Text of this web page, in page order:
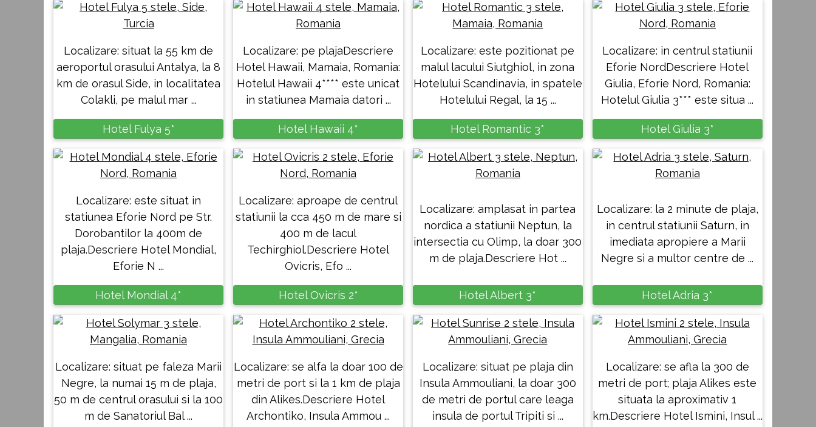
Localizare: situat la 55 km de
aeroportul orasului Antalya, la 8
km de orasul Side, in localitatea
Colakli, pe malul mar ...
Hotel Fulya 5*
Localizare: pe plajaDescriere
Hotel Hawaii, Mamaia, Romania:
Hotelul Hawaii 4**** este unicat
in statiunea Mamaia datori ...
Hotel Hawaii 4*
Localizare: este pozitionat pe
malul lacului Siutghiol, in zona
Hotelului Scandinavia, in spatele
Hotelului Regal, la 15 ...
Hotel Romantic 3*
Localizare: in centrul statiunii
Eforie NordDescriere Hotel
Giulia, Eforie Nord, Romania:
Hotelul Giulia 3*** este situa ...
Hotel Giulia 3*
Localizare: este situat in
statiunea Eforie Nord pe Str.
Dorobantilor la 400m de
plaja.Descriere Hotel Mondial,
Eforie N ...
Hotel Mondial 4*
Localizare: aproape de centrul
statiunii la cca 450 m de mare si
400 m de lacul
Techirghiol.Descriere Hotel
Ovicris, Efo ...
Hotel Ovicris 2*
Localizare: amplasat in partea
nordica a statiunii Neptun, la
intersectia cu Olimp, la doar 300
m de plaja.Descriere Hot ...
Hotel Albert 3*
Localizare: la 2 minute de plaja,
in centrul statiunii Saturn, in
imediata apropiere a Marii
Negre si a multor centre de ...
Hotel Adria 3*
Localizare: situat pe faleza Marii
Negre, la numai 15 m de plaja,
50 m de centrul orasului si la 100
m de Sanatoriul Bal ...
Localizare: se alfa la doar 100 de
metri de port si la 1 km de plaja
din Alikes.Descriere Hotel
Archontiko, Insula Ammou ...
Localizare: situat pe plaja din
Insula Ammouliani, la doar 300
de metri de portul care leaga
insula de portul Tripiti si ...
Localizare: se afla la 300 de
metri de port; plaja Alikes este
situata la aproximativ 1
km.Descriere Hotel Ismini, Insul ...